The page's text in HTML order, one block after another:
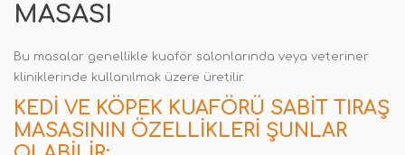
MASASI
Bu masalar genellikle kuaför salonlarında veya veteriner
kliniklerinde kullanılmak üzere üretilir.
KEDI VE KÖPEK KUAFÖRÜ SABIT TIRAŞ
MASASININ ÖZELLIKLERI ŞUNLAR